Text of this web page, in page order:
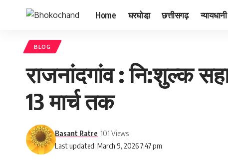
Home घरघोडा़ छत्तीसगढ़ न्यायधानी
BLOG
राजनांदगांव : नि:शुल्क
13 मार्च तक
Last updated: March 9, 2026 7:47 pm
Basant Ratre 101 Views